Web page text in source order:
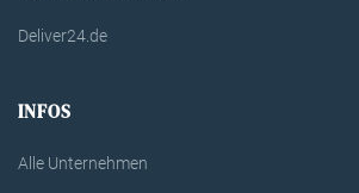
Deliver24.de
INFOS
Alle Unternehmen